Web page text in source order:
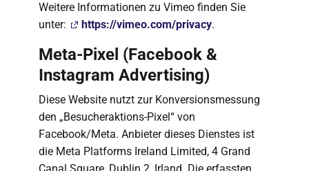
Weitere Informationen zu Vimeo finden Sie
unter:
https://vimeo.com/privacy.
Meta-Pixel (Facebook &
Instagram Advertising)
Diese Website nutzt zur Konversionsmessung
den „Besucheraktions-Pixel“ von
Facebook/Meta. Anbieter dieses Dienstes ist
die Meta Platforms Ireland Limited, 4 Grand